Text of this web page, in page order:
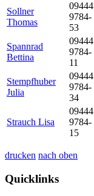
Sollner
Thomas
09444
9784-
53
Spannrad
Bettina
09444
9784-
11
Stempfhuber
Julia
09444
9784-
34
Strauch Lisa
09444
9784-
15
drucken nach oben
Quicklinks